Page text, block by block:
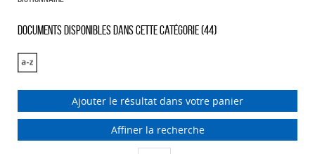
Documents disponibles dans cette catégorie (44)
Ajouter le résultat dans votre panier
Affiner la recherche